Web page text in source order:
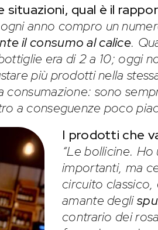
situazioni, qual è il
anno compro un
il consumo al calice.
era di 2 a 10; oggi
più prodotti nella
consumazione: sono
a conseguenze poco
I prodotti che
“Le bollicine.
importanti, ma
circuito classico,
amante degli
contrario dei